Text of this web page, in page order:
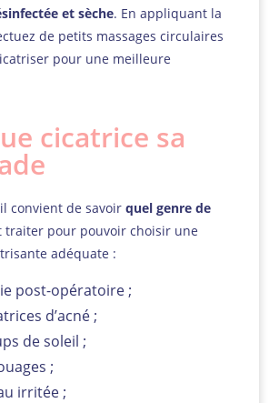
et sèche. En appliquant la
de petits massages circulaires
pour une meilleure
cicatrice sa
convient de savoir quel genre de
pour pouvoir choisir une
adéquate :
post-opératoire ;
d’acné ;
de soleil ;
;
irritée ;